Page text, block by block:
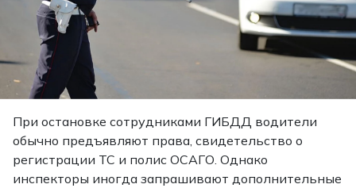
При остановке сотрудниками ГИБДД водители
обычно предъявляют права, свидетельство о
регистрации ТС и полис ОСАГО. Однако
инспекторы иногда запрашивают дополнительные